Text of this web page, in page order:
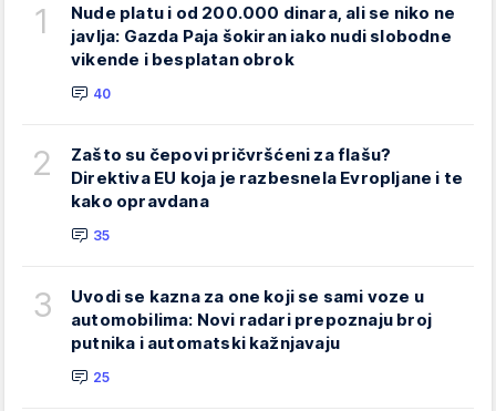
1
Nude platu i od 200.000 dinara, ali se niko ne
javlja: Gazda Paja šokiran iako nudi slobodne
vikende i besplatan obrok
40
2
Zašto su čepovi pričvršćeni za flašu?
Direktiva EU koja je razbesnela Evropljane i te
kako opravdana
35
3
Uvodi se kazna za one koji se sami voze u
automobilima: Novi radari prepoznaju broj
putnika i automatski kažnjavaju
25